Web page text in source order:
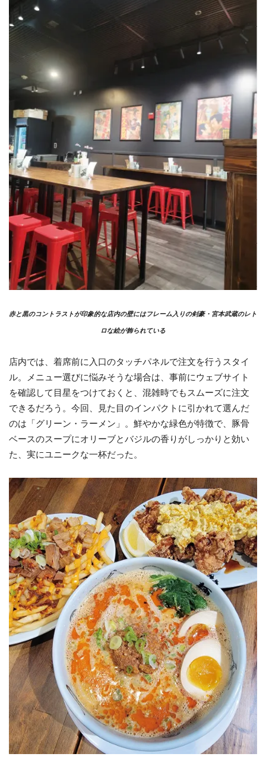
赤と黒のコントラストが印象的な店内の壁にはフレーム入りの剣豪・宮本武蔵のレト
ロな絵が飾られている
店内では、着席前に入口のタッチパネルで注文を行うスタイ
ル。メニュー選びに悩みそうな場合は、事前にウェブサイト
を確認して目星をつけておくと、混雑時でもスムーズに注文
できるだろう。今回、見た目のインパクトに引かれて選んだ
のは「グリーン・ラーメン」。鮮やかな緑色が特徴で、豚骨
ベースのスープにオリーブとバジルの香りがしっかりと効い
た、実にユニークな一杯だった。